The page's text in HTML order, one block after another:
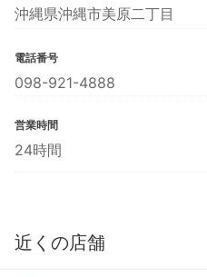
沖縄県沖縄市美原二丁目
電話番号
098-921-4888
営業時間
24時間
近くの店舗